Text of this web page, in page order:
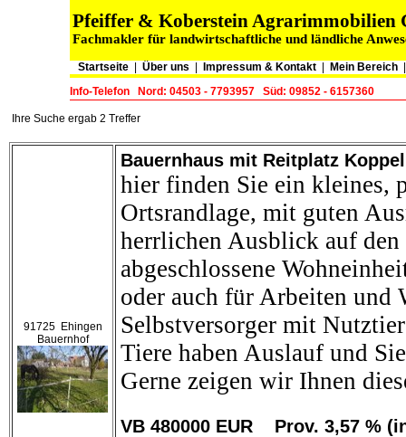
Pfeiffer & Koberstein Agrarimmobilien
Fachmakler für landwirtschaftliche und ländliche
Startseite Über uns Impressum & Kontakt Mein Bereich
Info-Telefon
Nord: 04503 - 7793957 Süd: 09852 - 6157360
Ihre Suche ergab 2 Treffer
91725 Ehingen
Bauernhof
Bauernhaus mit Reitplatz
hier finden Sie ein kleines,
Ortsrandlage, mit guten
herrlichen Ausblick auf den
abgeschlossene
oder auch für Arbeiten und
Selbstversorger mit
Tiere haben Auslauf und
Gerne zeigen wir Ihnen
VB 480000 EUR Prov. 3,57 %